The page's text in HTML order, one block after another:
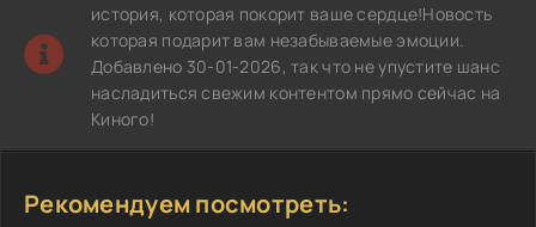
история, которая покорит ваше сердце!Новость
которая подарит вам незабываемые эмоции.
Добавлено 30-01-2026, так что не упустите шанс
насладиться свежим контентом прямо сейчас на
Киного!
Рекомендуем посмотреть: